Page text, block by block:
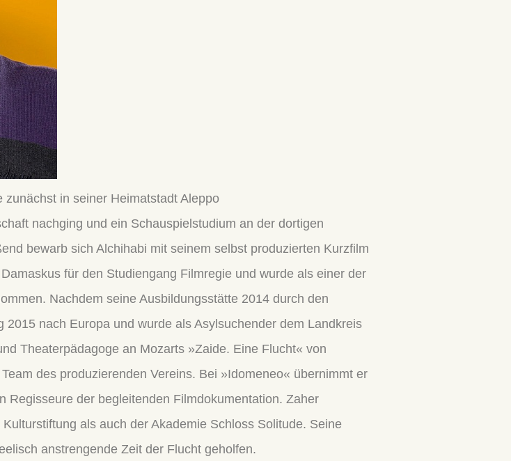
in seiner Heimatstadt Aleppo
nachging und ein Schauspielstudium an der dortigen
bewarb sich Alchihabi mit seinem selbst produzierten Kurzfilm
für den Studiengang Filmregie und wurde als einer der
Nachdem seine Ausbildungsstätte 2014 durch den
nach Europa und wurde als Asylsuchender dem Landkreis
Theaterpädagoge an Mozarts »Zaide. Eine Flucht« von
des produzierenden Vereins. Bei »Idomeneo« übernimmt er
Regisseure der begleitenden Filmdokumentation. Zaher
als auch der Akademie Schloss Solitude. Seine
anstrengende Zeit der Flucht geholfen.